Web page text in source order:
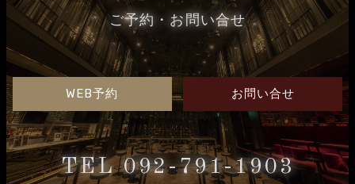
ご予約・お問い合せ
WEB予約 お問い合せ
TEL 092-791-1903